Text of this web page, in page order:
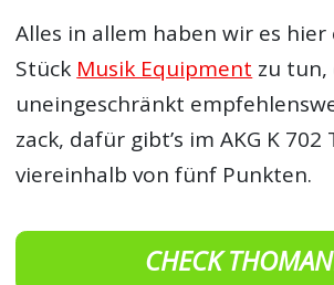
Alles in allem haben wir es
Stück Musik Equipment zu tun,
uneingeschränkt
zack, dafür gibt’s im AKG K
viereinhalb von fünf Punkten.
CHECK